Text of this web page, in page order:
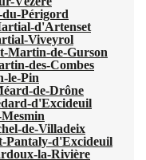
Périgord
d'Artenset
Viveyrol
Martin-de-Gurson
des-Combes
le-Pin
de-Drône
d'Excideuil
de-Villadeix
Pantaly-d'Excideuil
la-Rivière